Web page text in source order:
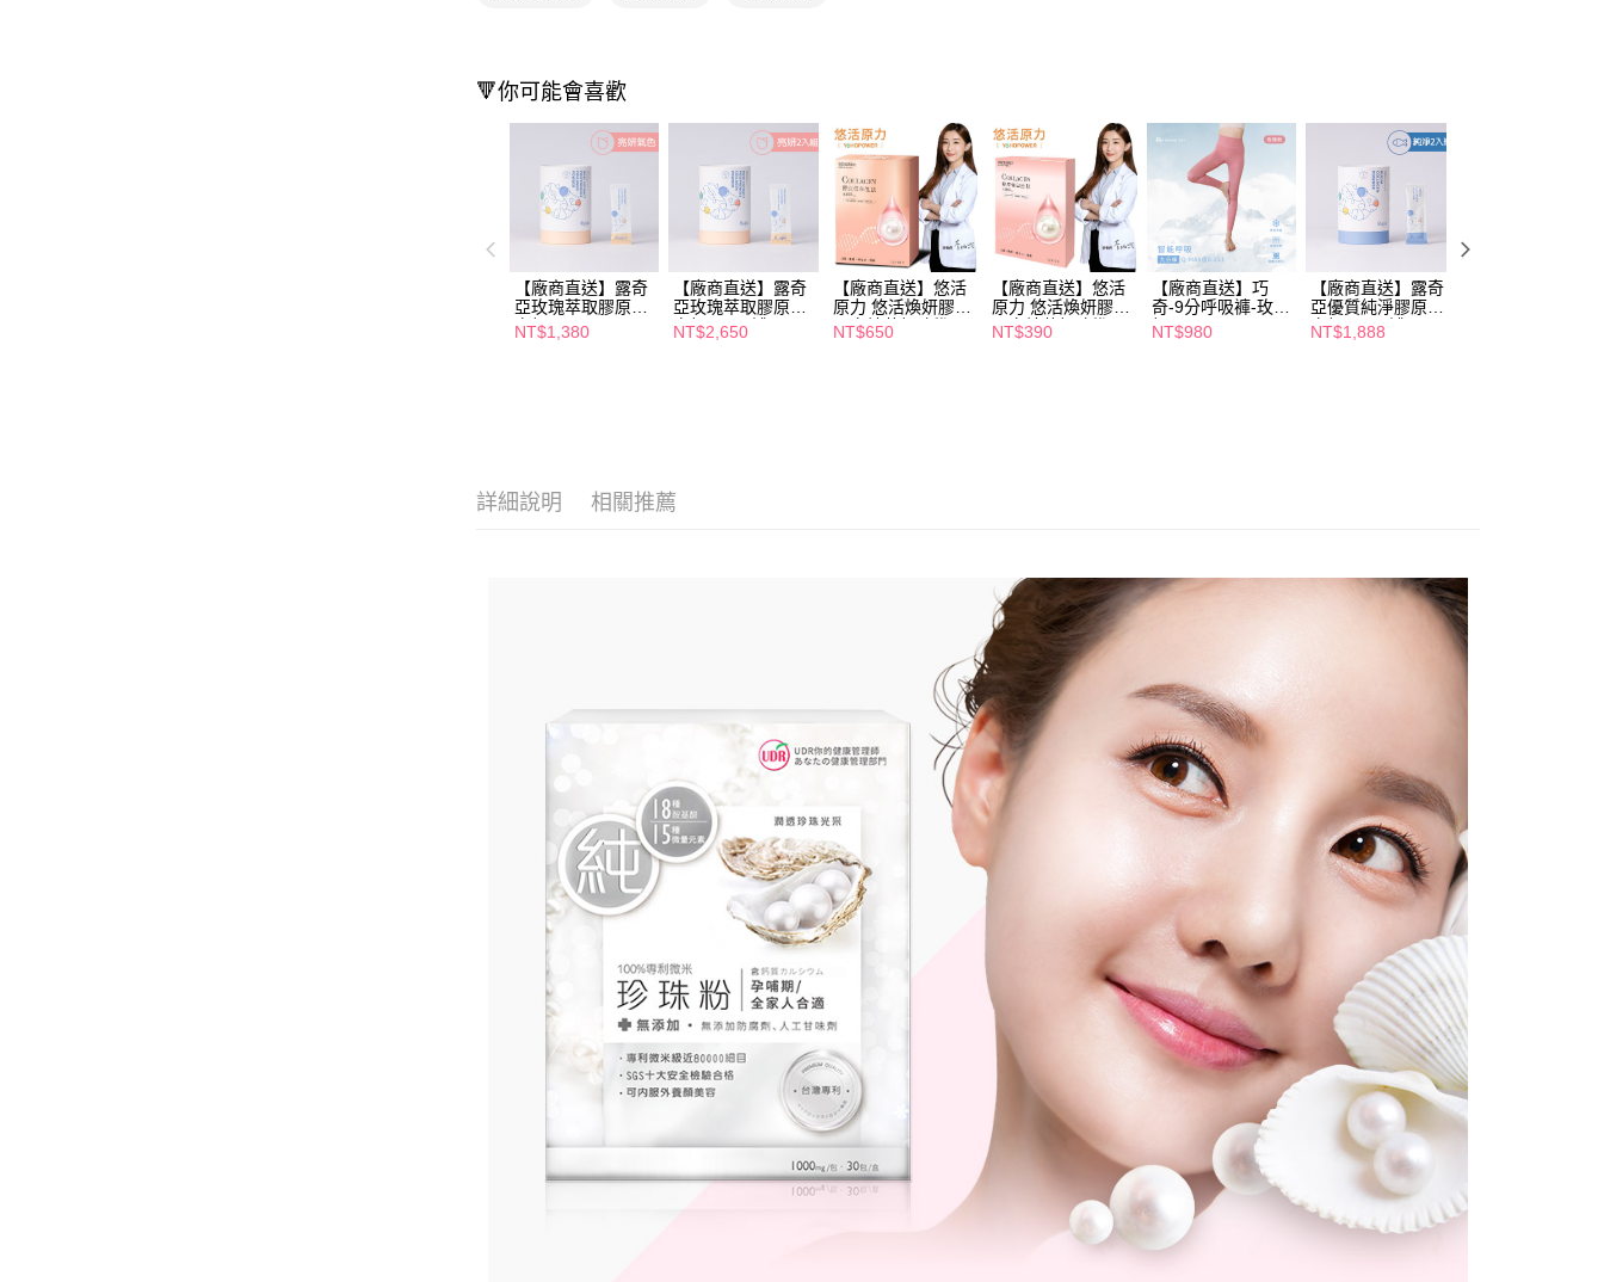
【注意事項】
１．透過由恩沛科技股份有限公司提供之「AFTEE先享後付」服務完成之
交易，需依本服務之必要範圍內提供個人資料，並將交易相關給付款項請
求債權轉讓予恩沛科技股份有限公司。
２．關於個人資料處理事宜，請瀏覽以下網址：
https://aftee.tw/terms/#terms3
３．未成年的使用者請事先徵得法定代理人或監護人之同意方可使用
「AFTEE先享後付」，若未經同意申辦者引起之損失，本公司不負相關責
任。
４．使用「AFTEE先享後付」時，將依據個別帳號之用戶狀況，依本公司
即時審查核予不同之上限額度；若仍有額度不足之情形，本公司將視審查
🔻你可能會喜歡
【廠商直送】露奇
亞玫瑰萃取膠原蛋
白粉30入
NT$1,380
【廠商直送】露奇
亞玫瑰萃取膠原蛋
白粉30入2罐
NT$2,650
【廠商直送】悠活
原力 悠活煥妍膠原
蛋白精華粉-新版
(15入/盒)
NT$650
【廠商直送】悠活
原力 悠活煥妍膠原
蛋白精華粉-新版(7
入/盒)
NT$390
【廠商直送】巧
奇-9分呼吸褲-玫瑰
粉
NT$980
【廠商直送】露奇
亞優質純淨膠原蛋
白粉30入2罐
NT$1,888
詳細說明 相關推薦